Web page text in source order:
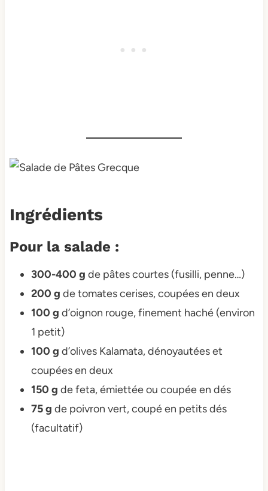
Ingrédients
Pour la salade :
300-400 g de pâtes courtes (fusilli, penne…)
200 g de tomates cerises, coupées en deux
100 g d’oignon rouge, finement haché (environ
1 petit)
100 g d’olives Kalamata, dénoyautées et
coupées en deux
150 g de feta, émiettée ou coupée en dés
75 g de poivron vert, coupé en petits dés
(facultatif)